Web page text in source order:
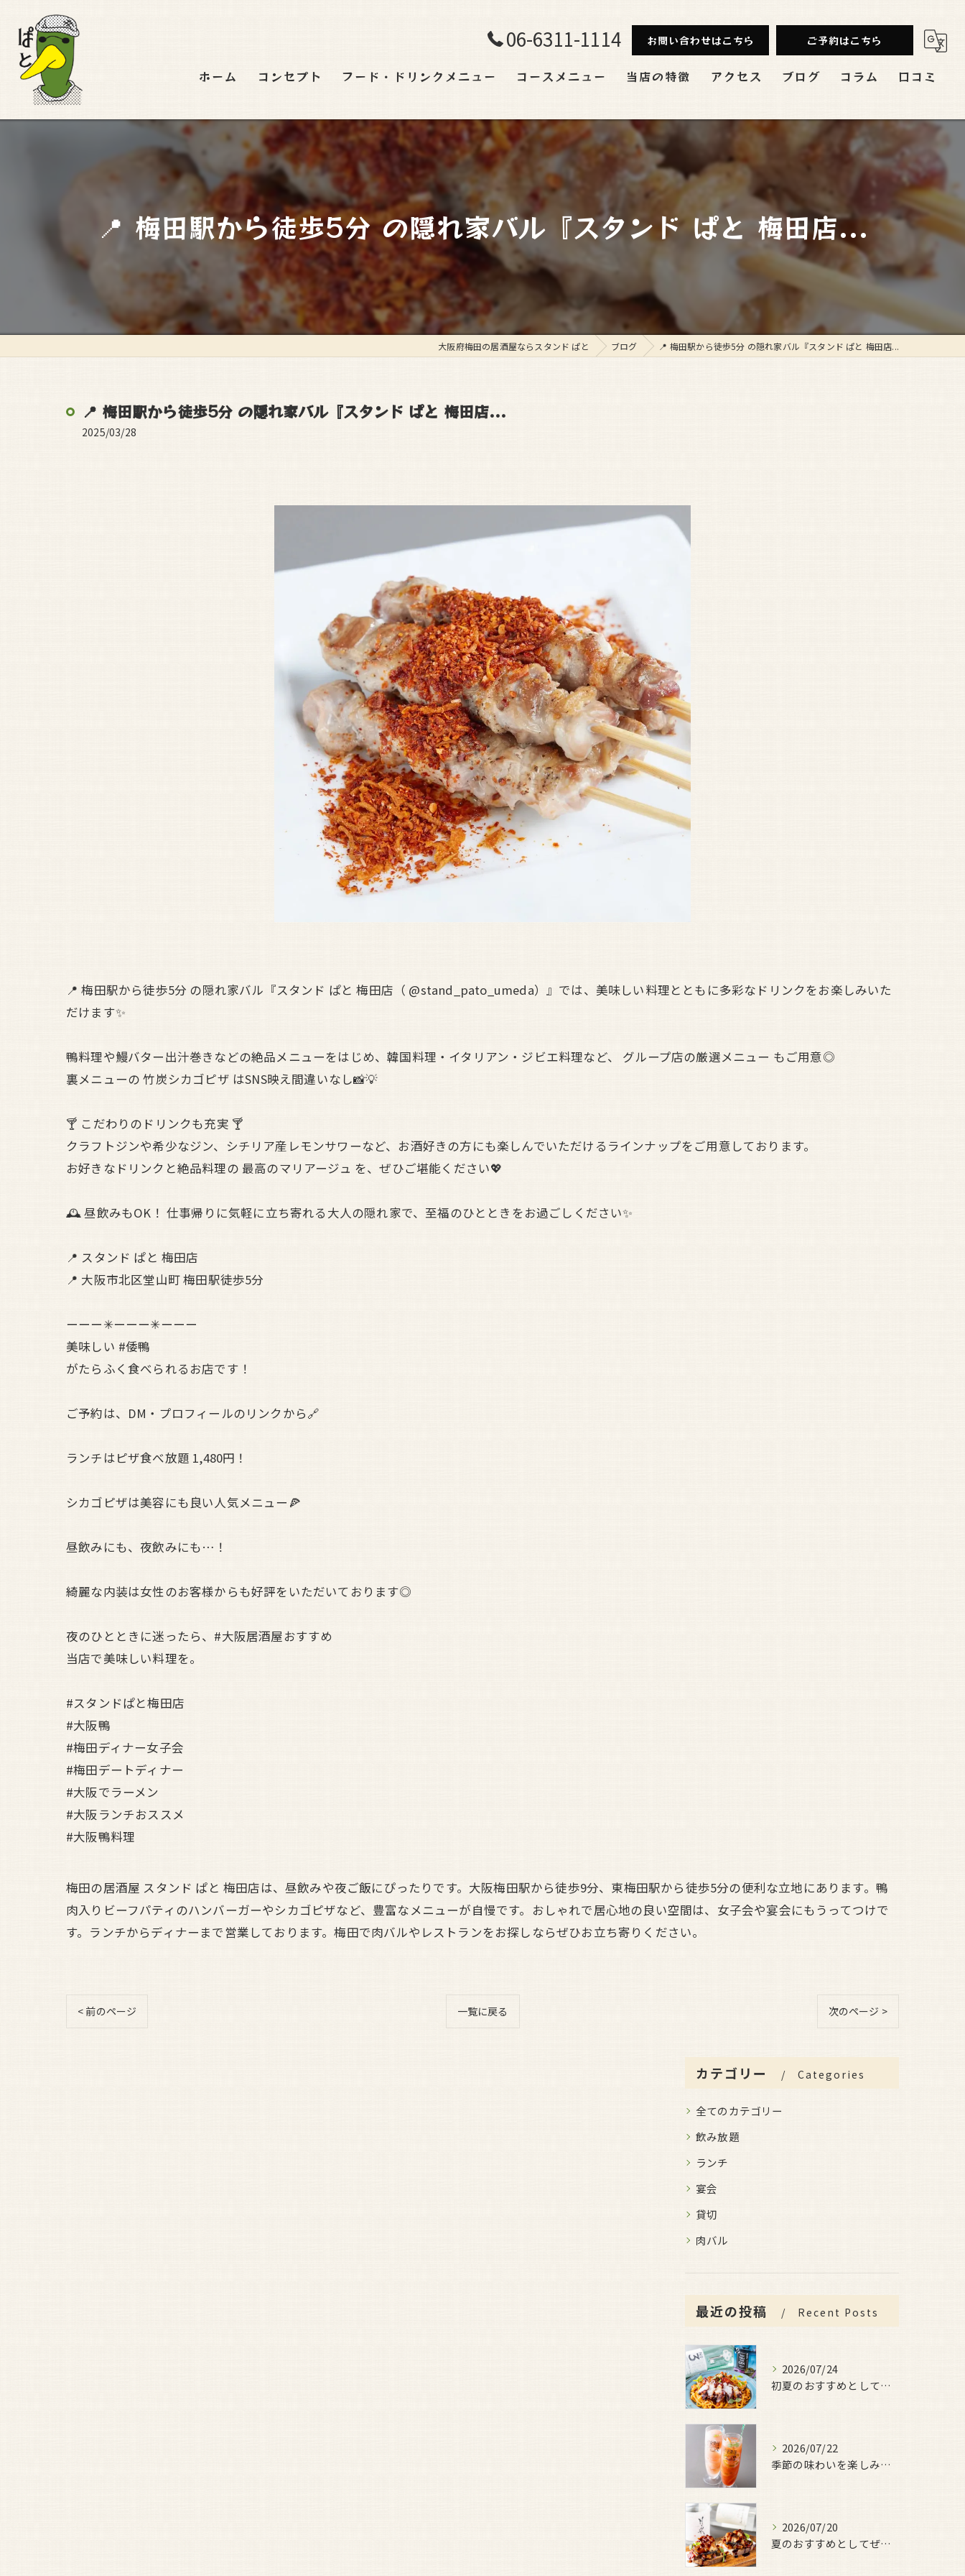
06-6311-1114 お問い合わせはこちら ご予約はこちら
ホーム コンセプト フード・ドリンクメニュー コースメニュー 当店の特徴
飲み放題
ランチ
宴会
貸切
アクセス ブログ コラム 口コミ
📍 梅田駅から徒歩5分 の隠れ家バル『スタンド ぱと 梅田店...
大阪府梅田の居酒屋ならスタンド ぱと ブログ 📍 梅田駅から徒歩5分 の隠れ家バル『スタンド ぱと 梅田店...
📍 梅田駅から徒歩5分 の隠れ家バル『スタンド ぱと 梅田店...
2025/03/28
📍 梅田駅から徒歩5分 の隠れ家バル『スタンド ぱと 梅田店（ @stand_pato_umeda）』では、美味しい料理とともに多彩なドリンクをお楽しみいた
だけます✨
鴨料理や鰻バター出汁巻きなどの絶品メニューをはじめ、韓国料理・イタリアン・ジビエ料理など、 グループ店の厳選メニュー もご用意◎
裏メニューの 竹炭シカゴピザ はSNS映え間違いなし📸💡
🍸 こだわりのドリンクも充実 🍸
クラフトジンや希少なジン、シチリア産レモンサワーなど、お酒好きの方にも楽しんでいただけるラインナップをご用意しております。
お好きなドリンクと絶品料理の 最高のマリアージュ を、ぜひご堪能ください💖
🕰 昼飲みもOK！ 仕事帰りに気軽に立ち寄れる大人の隠れ家で、至福のひとときをお過ごしください✨
📍 スタンド ぱと 梅田店
📍 大阪市北区堂山町 梅田駅徒歩5分
ーーー✳︎ーーー✳︎ーーー
美味しい #倭鴨
がたらふく食べられるお店です！
ご予約は、DM・プロフィールのリンクから🔗
ランチはピザ食べ放題 1,480円！
シカゴピザは美容にも良い人気メニュー🍕
昼飲みにも、夜飲みにも…！
綺麗な内装は女性のお客様からも好評をいただいております◎
夜のひとときに迷ったら、#大阪居酒屋おすすめ
当店で美味しい料理を。
#スタンドぱと梅田店
#大阪鴨
#梅田ディナー女子会
#梅田デートディナー
#大阪でラーメン
#大阪ランチおススメ
#大阪鴨料理
梅田の居酒屋 スタンド ぱと 梅田店は、昼飲みや夜ご飯にぴったりです。大阪梅田駅から徒歩9分、東梅田駅から徒歩5分の便利な立地にあります。鴨
肉入りビーフパティのハンバーガーやシカゴピザなど、豊富なメニューが自慢です。おしゃれで居心地の良い空間は、女子会や宴会にもうってつけで
す。ランチからディナーまで営業しております。梅田で肉バルやレストランをお探しならぜひお立ち寄りください。
< 前のページ 一覧に戻る 次のページ >
カテゴリー Categories
全てのカテゴリー
飲み放題
ランチ
宴会
貸切
肉バル
最近の投稿 Recent Posts
2026/07/24
初夏のおすすめとしてご用意しているのが、
2026/07/22
季節の味わいを楽しみたい日におすすめなのが、
2026/07/20
夏のおすすめとしてぜひ味わっていただきたいのが、